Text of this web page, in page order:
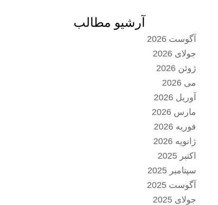
آرشیو مطالب
آگوست 2026
جولای 2026
ژوئن 2026
می 2026
آوریل 2026
مارس 2026
فوریه 2026
ژانویه 2026
اکتبر 2025
سپتامبر 2025
آگوست 2025
جولای 2025